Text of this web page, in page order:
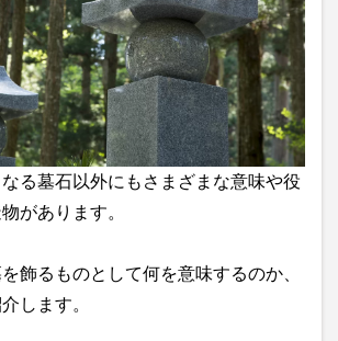
る墓石以外にもさまざまな意味や役
があります。
飾るものとして何を意味するのか、
します。